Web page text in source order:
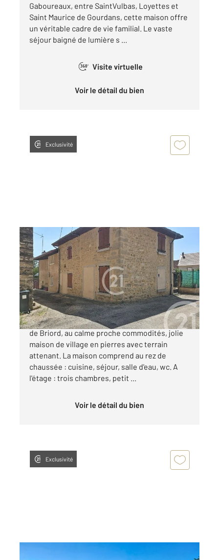
Gaboureaux, entre SaintVulbas, Loyettes et
Saint Maurice de Gourdans, cette maison offre
un véritable cadre de vie familial. Le vaste
séjour baigné de lumière s ...
360° Visite virtuelle
Voir le détail du bien
Exclusivité
MONTAGNIEU 01
78 m , 6 pièces
Ref : 1385
Maison à vendre
165 000 €
Les granges de Montagnieu, proche Serrières
de Briord, au calme proche commodités, jolie
maison de village en pierres avec terrain
attenant. La maison comprend au rez de
chaussée : cuisine, séjour, salle d'eau, wc. A
l'étage : trois chambres, petit ...
Voir le détail du bien
Exclusivité